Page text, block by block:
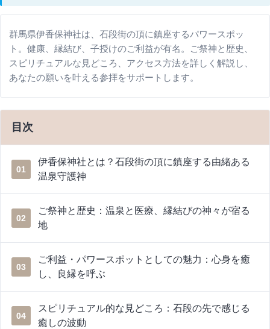
群馬県伊香保神社は、石段街の頂に鎮座するパワースポッ
ト。健康、縁結び、子授けのご利益が有名。ご祭神と歴史、
スピリチュアルな見どころ、アクセス方法を詳しく解説し、
あなたの願いを叶える参拝をサポートします。
目次
01
伊香保神社とは？石段街の頂に鎮座する由緒ある
温泉守護神
02
ご祭神と歴史：温泉と医療、縁結びの神々が宿る
地
03
ご利益・パワースポットとしての魅力：心身を癒
し、良縁を呼ぶ
04
スピリチュアル的な見どころ：石段の先で感じる
癒しの波動